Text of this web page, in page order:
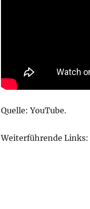
Quelle: YouTube.
Weiterführende Links: